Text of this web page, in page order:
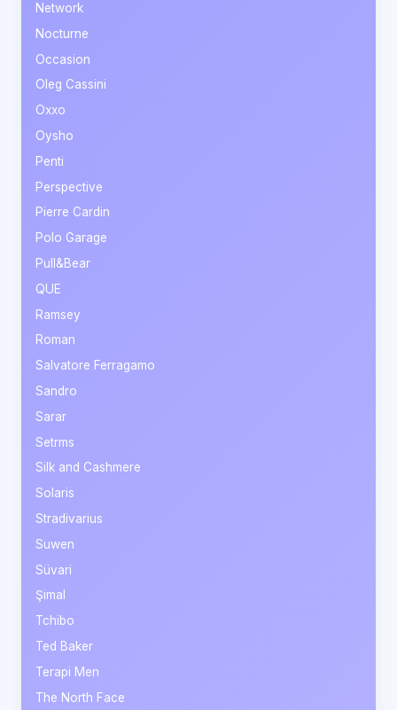
Network
Nocturne
Occasion
Oleg Cassini
Oxxo
Oysho
Penti
Perspective
Pierre Cardin
Polo Garage
Pull&Bear
QUE
Ramsey
Roman
Salvatore Ferragamo
Sandro
Sarar
Setrms
Silk and Cashmere
Solaris
Stradivarius
Suwen
Süvari
Şimal
Tchibo
Ted Baker
Terapi Men
The North Face